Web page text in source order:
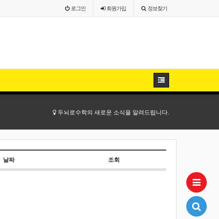
로그인 회원가입 정보찾기
두뇌로수학의 새로운 소식을 알려드립니다.
날짜 조회